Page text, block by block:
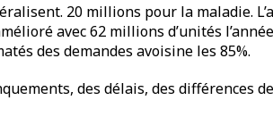
20 millions pour la maladie.
avec 62 millions d’unités
des demandes avoisine les 85%.
des délais, des différences